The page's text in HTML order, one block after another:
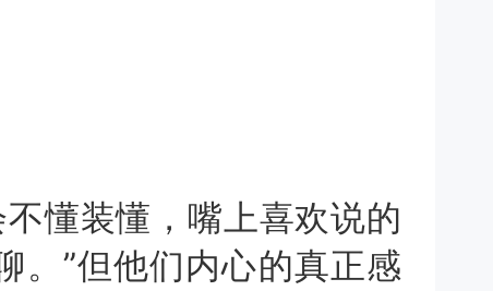
懂装懂，嘴上喜欢说的
。”但他们内心的真正感